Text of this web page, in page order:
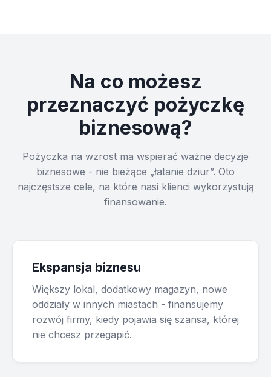
Na co możesz
przeznaczyć pożyczkę
biznesową?
Pożyczka na wzrost ma wspierać ważne decyzje
biznesowe - nie bieżące „łatanie dziur”. Oto
najczęstsze cele, na które nasi klienci wykorzystują
finansowanie.
Ekspansja biznesu
Większy lokal, dodatkowy magazyn, nowe
oddziały w innych miastach - finansujemy
rozwój firmy, kiedy pojawia się szansa, której
nie chcesz przegapić.